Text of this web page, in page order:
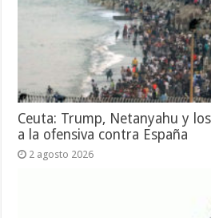
Ceuta: Trump, Netanyahu y
a la ofensiva contra España
2 agosto 2026